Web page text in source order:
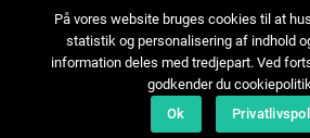
Kontakt Oss
Sitemap
På vores website bruges cookies til at
statistik og personalisering af indhold
information deles med tredjepart. Ved
godkender du
Ok